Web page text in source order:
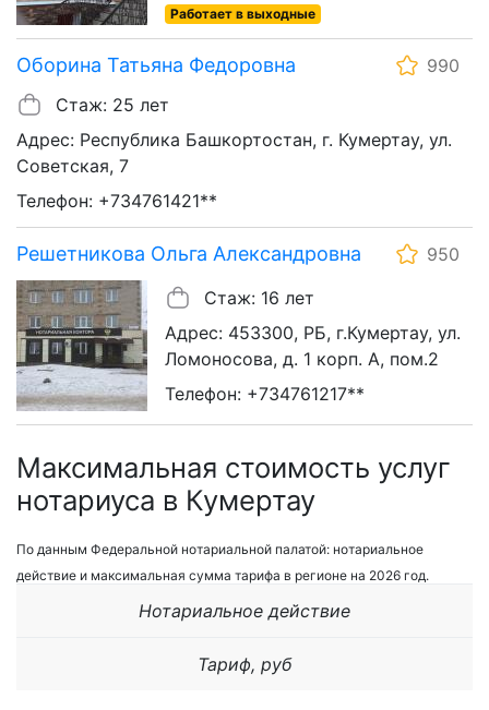
Работает в выходные
Оборина Татьяна Федоровна
990
Стаж: 25 лет
Адрес: Республика Башкортостан, г. Кумертау, ул.
Советская, 7
Телефон: +734761421**
Решетникова Ольга Александровна
950
Стаж: 16 лет
Адрес: 453300, РБ, г.Кумертау, ул.
Ломоносова, д. 1 корп. А, пом.2
Телефон: +734761217**
Максимальная стоимость услуг
нотариуса в Кумертау
По данным Федеральной нотариальной палатой: нотариальное
действие и максимальная сумма тарифа в регионе на 2026 год.
Нотариальное действие
Тариф, руб